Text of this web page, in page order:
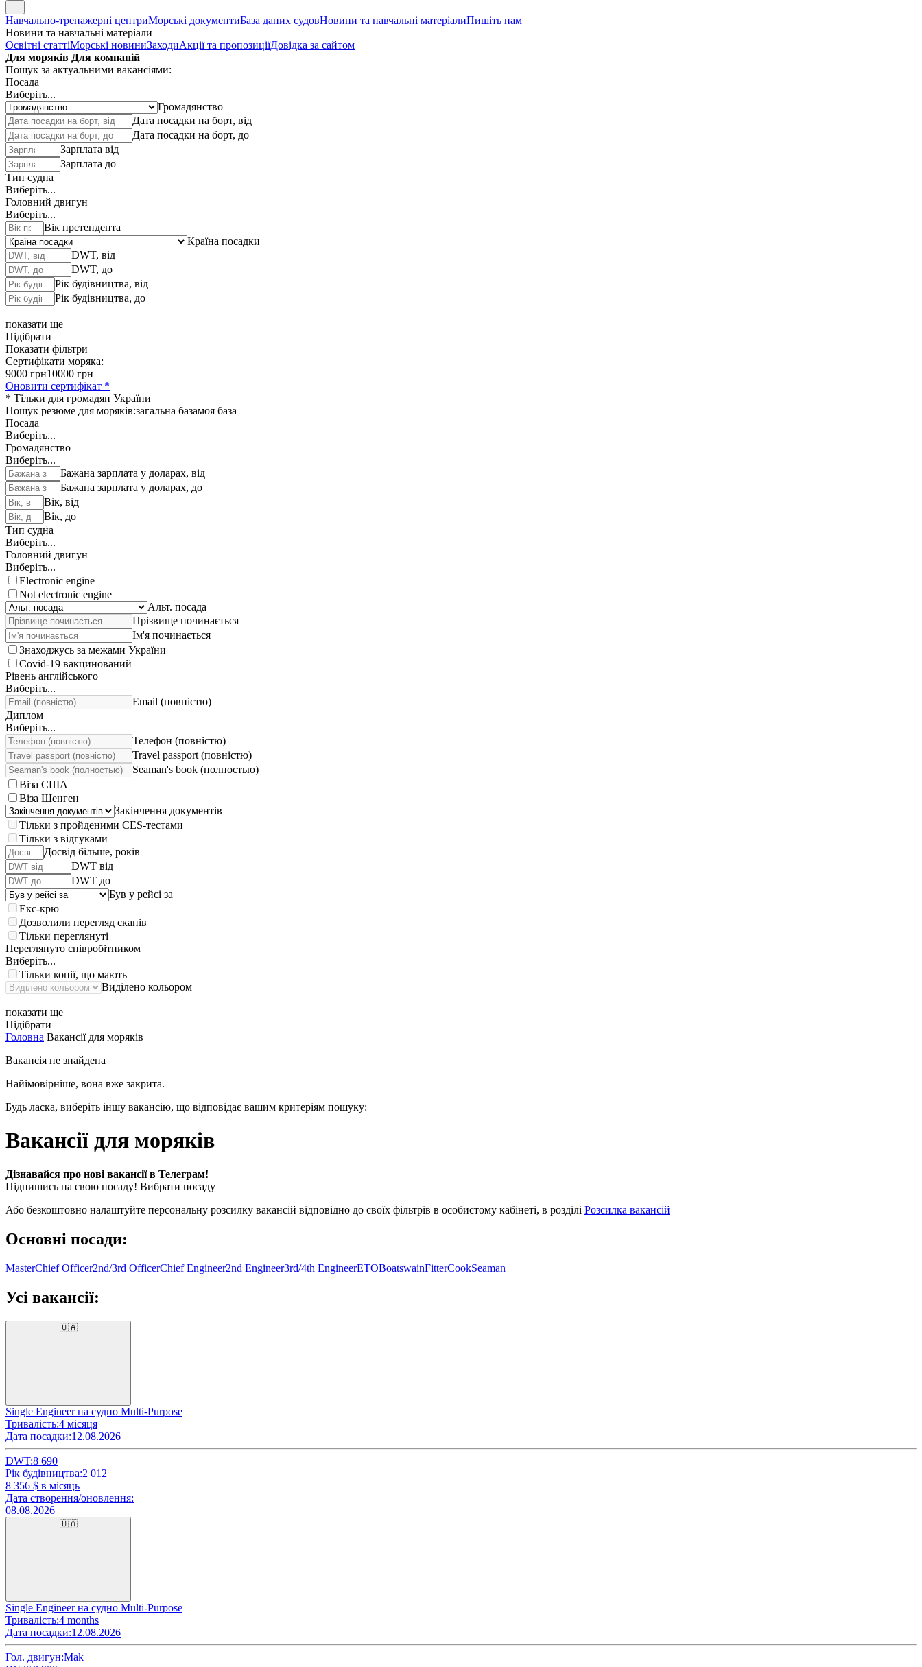
...
Навчально-тренажерні центриМорські документиБаза даних судовНовини та навчальні матеріалиПишіть нам
Новини та навчальні матеріали
Освітні статтіМорські новиниЗаходиАкції та пропозиціїДовідка за сайтом
Для моряків Для компаній
Пошук за актуальними вакансіями:
Посада
Виберіть...
Громадянство
Дата посадки на борт, від
Дата посадки на борт, до
Зарплата від
Зарплата до
Тип судна
Виберіть...
Головний двигун
Виберіть...
Вік претендента
Країна посадки
DWT, від
DWT, до
Рік будівництва, від
Рік будівництва, до
показати ще
Підібрати
Показати фільтри
Сертифікати моряка:
9000 грн10000 грн
Оновити сертифікат *
* Тільки для громадян України
Пошук резюме для моряків:загальна базамоя база
Посада
Виберіть...
Громадянство
Виберіть...
Бажана зарплата у доларах, від
Бажана зарплата у доларах, до
Вік, від
Вік, до
Тип судна
Виберіть...
Головний двигун
Виберіть...
Electronic engine
Not electronic engine
Альт. посада
Прізвище починається
Ім'я починається
Знаходжусь за межами України
Covid-19 вакцинований
Рівень англійського
Виберіть...
Email (повністю)
Диплом
Виберіть...
Телефон (повністю)
Travel passport (повністю)
Seaman's book (полностью)
Віза США
Віза Шенген
Закінчення документів
Тільки з пройденими CES-тестами
Тільки з відгуками
Досвід більше, років
DWT від
DWT до
Був у рейсі за
Екс-крю
Дозволили перегляд сканів
Тільки переглянуті
Переглянуто співробітником
Виберіть...
Тільки копії, що мають
Виділено кольором
показати ще
Підібрати
Головна Вакансії для моряків
Вакансія не знайдена
Найімовірніше, вона вже закрита.
Будь ласка, виберіть іншу вакансію, що відповідає вашим критеріям пошуку:
Вакансії для моряків
Дізнавайся про нові вакансії в Телеграм!
Підпишись на свою посаду! Вибрати посаду
Або безкоштовно налаштуйте персональну розсилку вакансій відповідно до своїх фільтрів в особистому кабінеті, в розділі Розсилка вакансій
Основні посади:
MasterChief Officer2nd/3rd OfficerChief Engineer2nd Engineer3rd/4th EngineerETOBoatswainFitterCookSeaman
Усі вакансії:
🇺🇦
Single Engineer на судно Multi-Purpose
Тривалість:4 місяця
Дата посадки:12.08.2026
DWT:8 690
Рік будівництва:2 012
8 356 $ в місяць
Дата створення/оновлення:
08.08.2026
🇺🇦
Single Engineer на судно Multi-Purpose
Тривалість:4 months
Дата посадки:12.08.2026
Гол. двигун:Mak